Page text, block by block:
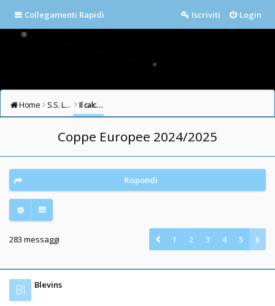
Collegamenti Rapidi Login
Iscriviti
Home S.S. LAZIO FORUM Il calcio in testa
Coppe Europee 2024/2025
Rispondi
283 messaggi 1 2 3 4 5 6
Bl Blevins